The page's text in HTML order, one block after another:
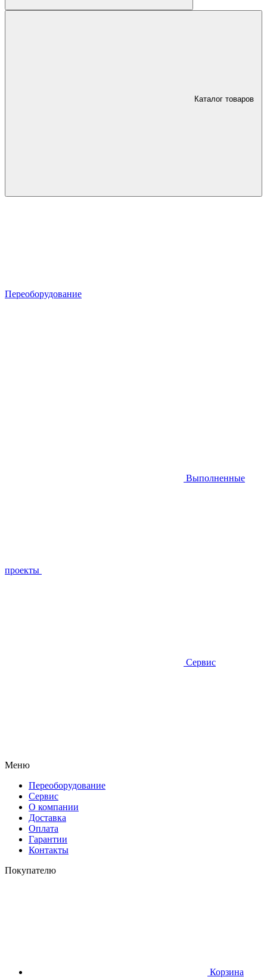
Каталог товаров
Переоборудование
Выполненные
проекты
Сервис
Меню
Переоборудование
Сервис
О компании
Доставка
Оплата
Гарантии
Контакты
Покупателю
Корзина